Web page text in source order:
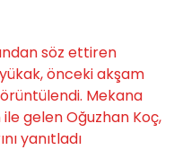
söz ettiren
önceki akşam
Mekana
gelen Oğuzhan Koç,
yanıtladı